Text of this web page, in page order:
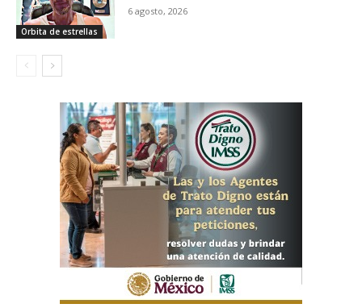
Orbita de estrellas
6 agosto, 2026